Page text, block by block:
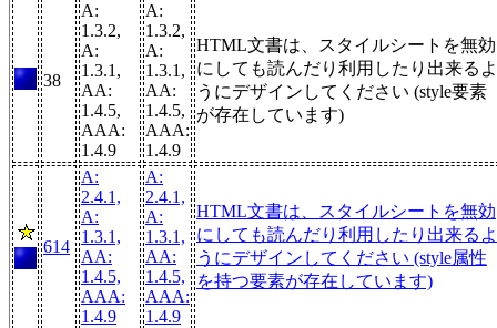
38
A:
1.3.2,
A:
1.3.1,
AA:
1.4.5,
AAA:
1.4.9
A:
1.3.2,
A:
1.3.1,
AA:
1.4.5,
AAA:
1.4.9
HTML文書は、スタイルシートを無効
にしても読んだり利用したり出来るよ
うにデザインしてください (style要素
が存在しています)
614
A:
2.4.1,
A:
1.3.1,
AA:
1.4.5,
AAA:
1.4.9
A:
2.4.1,
A:
1.3.1,
AA:
1.4.5,
AAA:
1.4.9
HTML文書は、スタイルシートを無効
にしても読んだり利用したり出来るよ
うにデザインしてください (style属性
を持つ要素が存在しています)